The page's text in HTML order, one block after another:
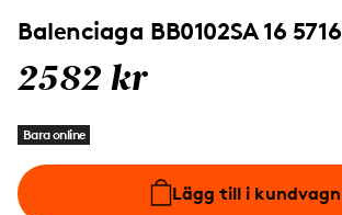
Balenciaga BB0102SA 16 5716
2582 kr
Bara online
Lägg till i kundvagn